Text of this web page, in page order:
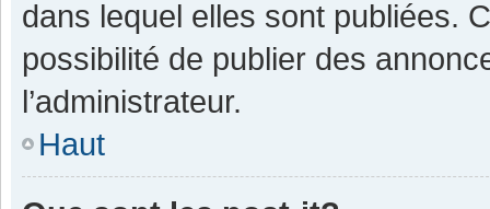
dans lequel elles sont publiées.
possibilité de publier des
l’administrateur.
Haut